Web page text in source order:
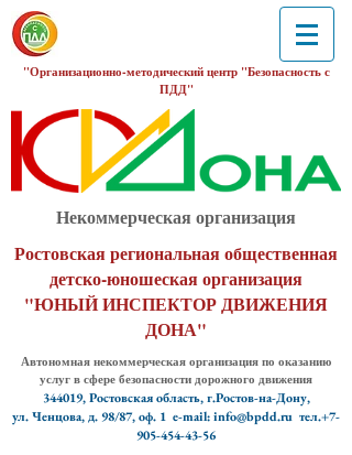
"Организационно-методический центр "Безопасность с
ПДД"
Некоммерческая организация
Ростовская региональная общественная
детско-юношеская организация
"ЮНЫЙ ИНСПЕКТОР ДВИЖЕНИЯ
ДОНА"
Автономная некоммерческая организация по оказанию
услуг в сфере безопасности дорожного движения
344019, Ростовская область, г.Ростов-на-Дону,
ул. Ченцова, д. 98/87, оф. 1 e-mail: info@bpdd.ru тел.+7-
905-454-43-56